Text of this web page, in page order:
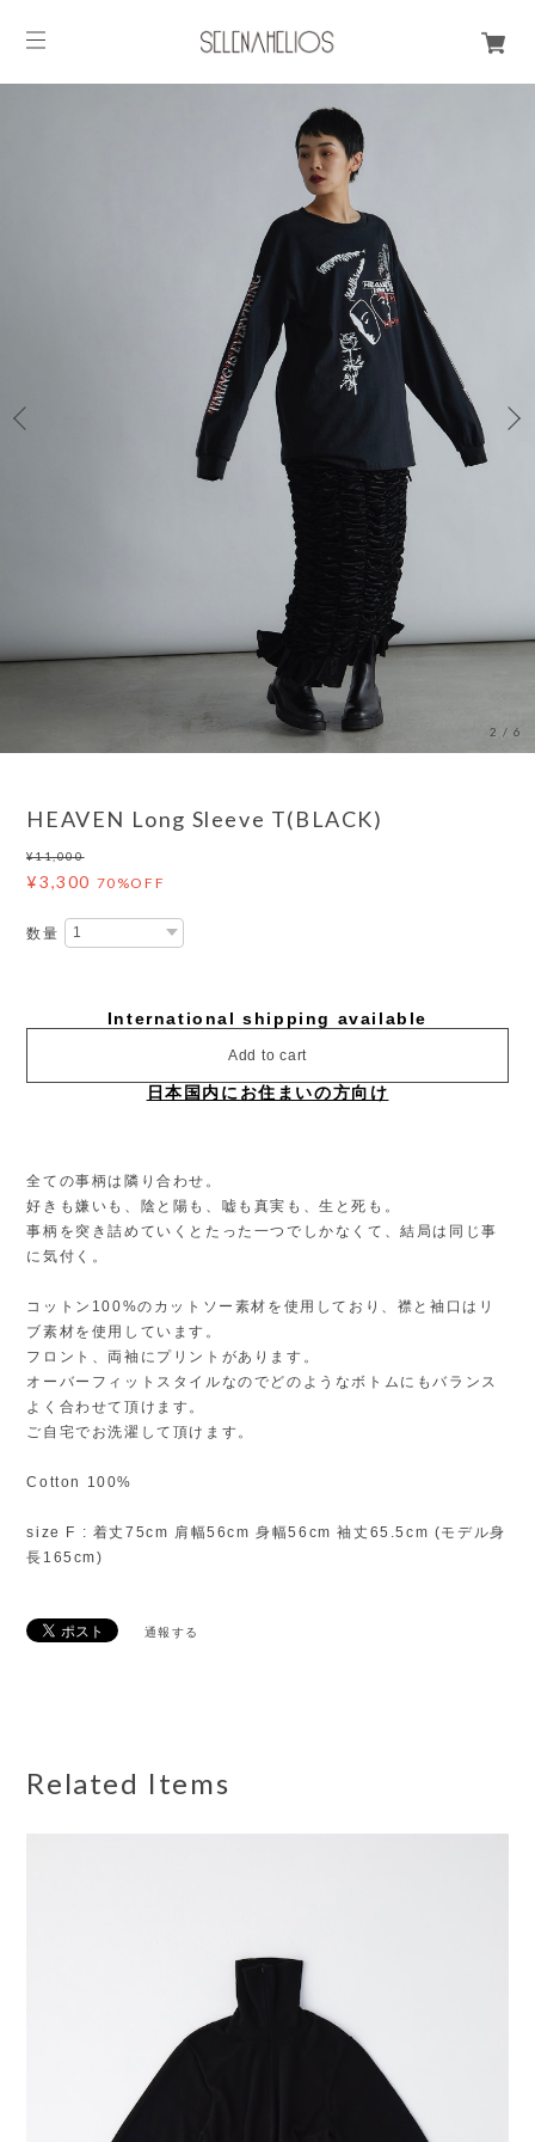
2 /6
HEAVEN Long Sleeve T(BLACK)
¥11,000
¥3,300 70%OFF
数量
International shipping available
Add to cart
日本国内にお住まいの方向け
全ての事柄は隣り合わせ。
好きも嫌いも、陰と陽も、嘘も真実も、生と死も。
事柄を突き詰めていくとたった一つでしかなくて、結局は同じ事
に気付く。
コットン100%のカットソー素材を使用しており、襟と袖口はリ
ブ素材を使用しています。
フロント、両袖にプリントがあります。
オーバーフィットスタイルなのでどのようなボトムにもバランス
よく合わせて頂けます。
ご自宅でお洗濯して頂けます。
Cotton 100%
size F : 着丈75cm 肩幅56cm 身幅56cm 袖丈65.5cm (モデル身
長165cm)
通報する
Related Items